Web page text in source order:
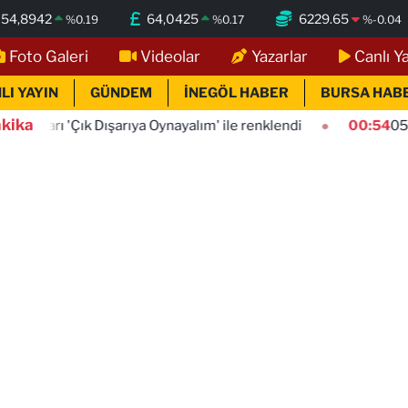
54,8942 %0.19 64,0425 %0.17 6229.65 %-0.04
Foto Galeri Videolar Yazarlar Canlı
YAYIN GÜNDEM İNEGÖL HABER BURSA
Dışarıya Oynayalım' ile renklendi 00:54 05 Ağustos